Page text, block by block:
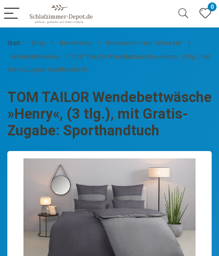
0
Start Shop Bettwäsche
Bettwäsche nach Jahreszeit
Winterbettwäsche
TOM TAILOR Wendebettwäsche »Henry«, (3 tlg.), mit
Gratis-Zugabe: Sporthandtuch
TOM TAILOR Wendebettwäsche
»Henry«, (3 tlg.), mit Gratis-
Zugabe: Sporthandtuch